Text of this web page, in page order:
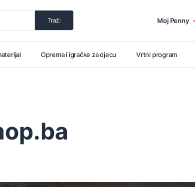
Traži Moj Penny
Oprema i igračke za djecu Vrtni program